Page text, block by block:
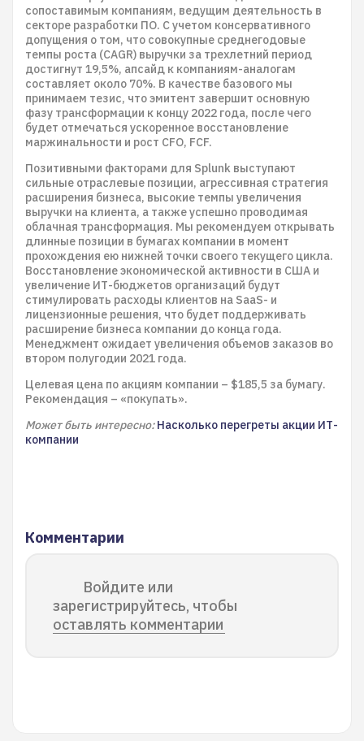
сопоставимым компаниям, ведущим деятельность в
секторе разработки ПО. С учетом консервативного
допущения о том, что совокупные среднегодовые
темпы роста (CAGR) выручки за трехлетний период
достигнут 19,5%, апсайд к компаниям-аналогам
составляет около 70%. В качестве базового мы
принимаем тезис, что эмитент завершит основную
фазу трансформации к концу 2022 года, после чего
будет отмечаться ускоренное восстановление
маржинальности и рост CFO, FCF.
Позитивными факторами для Splunk выступают
сильные отраслевые позиции, агрессивная стратегия
расширения бизнеса, высокие темпы увеличения
выручки на клиента, а также успешно проводимая
облачная трансформация. Мы рекомендуем открывать
длинные позиции в бумагах компании в момент
прохождения ею нижней точки своего текущего цикла.
Восстановление экономической активности в США и
увеличение ИТ-бюджетов организаций будут
стимулировать расходы клиентов на SaaS- и
лицензионные решения, что будет поддерживать
расширение бизнеса компании до конца года.
Менеджмент ожидает увеличения объемов заказов во
втором полугодии 2021 года.
Целевая цена по акциям компании – $185,5 за бумагу.
Рекомендация – «покупать».
Может быть интересно: Насколько перегреты акции ИТ-
компании
Комментарии
Войдите или
зарегистрируйтесь, чтобы
оставлять комментарии